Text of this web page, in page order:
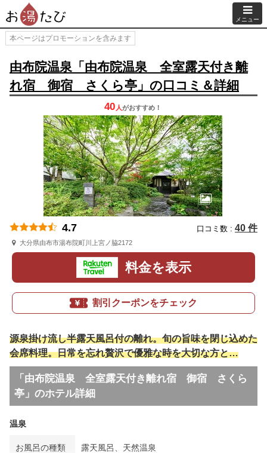
メニュー
本ページはプロモーションを含みます
由布院温泉「由布院温泉 全室露天付き離
れ宿 御宿 さくら亭」の口コミ＆詳細
40 人がおすすめ！
4.7 口コミ数 : 40 件
大分県由布市湯布院町川上宮ノ脇2172
料金を表示
割引クーポンをチェック
源泉掛け流し半露天風呂付の離れ。旬の旨味を閉じ込めた
会席料理。日常を忘れ贅沢で優雅な時を大切な方と…
「由布院温泉 全室露天付き離れ宿 御宿 さくら
亭」のホテル詳細
温泉
お風呂の種類 露天風呂、天然温泉